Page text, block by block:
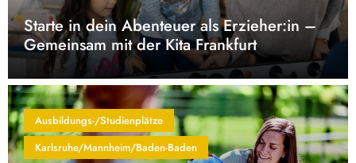
Starte in dein Abenteuer als Erzieher:in –
Gemeinsam mit der Kita Frankfurt
Ausbildungs-/Studienplätze
Karlsruhe/Mannheim/Baden-Baden